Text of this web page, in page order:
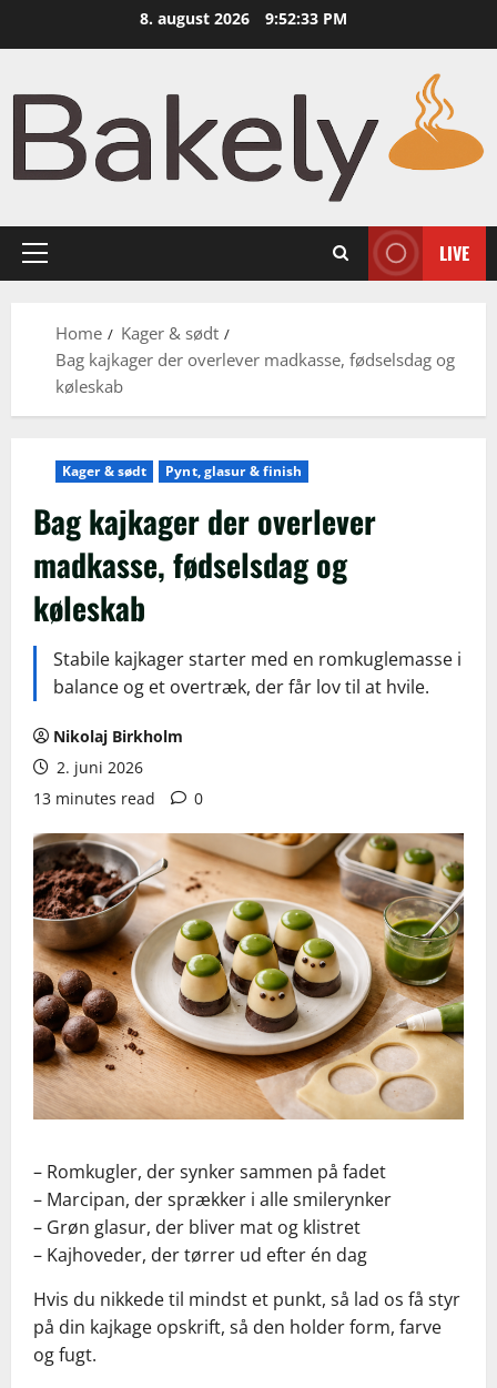
8. august 2026 9:52:34 PM
Primary
LIVE
Home
Kager & sødt
Bag kajkager der overlever madkasse, fødselsdag og
køleskab
Kager & sødt Pynt, glasur & finish
Bag kajkager der overlever
madkasse, fødselsdag og
køleskab
Stabile kajkager starter med en romkuglemasse i
balance og et overtræk, der får lov til at hvile.
Nikolaj Birkholm
2. juni 2026
13 minutes read
0
– Romkugler, der synker sammen på fadet
– Marcipan, der sprækker i alle smilerynker
– Grøn glasur, der bliver mat og klistret
– Kajhoveder, der tørrer ud efter én dag
Hvis du nikkede til mindst et punkt, så lad os få styr
på din kajkage opskrift, så den holder form, farve
og fugt.